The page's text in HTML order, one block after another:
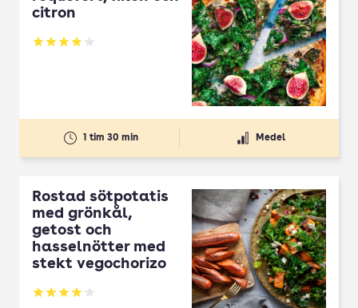
citron
Betyg: 3.89 av 5
1 tim 30 min Medel
Rostad sötpotatis
med grönkål,
getost och
hasselnötter med
stekt vegochorizo
Betyg: 4.03 av 5